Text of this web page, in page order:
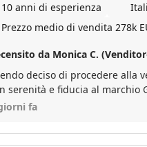
10 anni di esperienza
Prezzo medio di vendita 278k
da Monica C.
deciso di procedere alla
serenità e fiducia al marchio
compravendita di immobili.
- nello specifico
fa